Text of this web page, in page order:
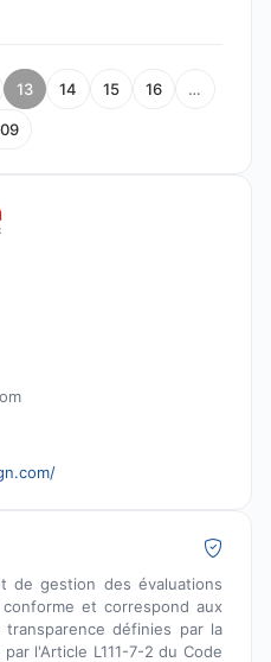
13 14 15 16 …
de gestion des évaluations
et correspond aux
définies par la
l'Article L111-7-2 du Code